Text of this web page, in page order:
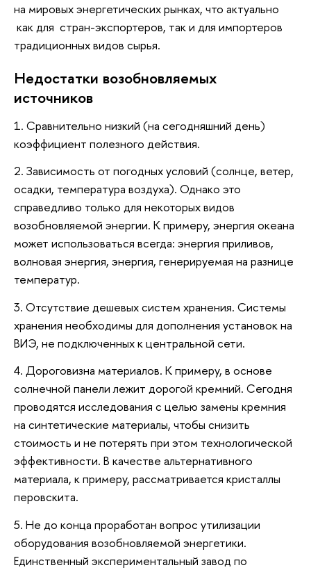
на мировых энергетических рынках, что актуально
как для стран-экспортеров, так и для импортеров
традиционных видов сырья.
Недостатки возобновляемых
источников
1. Сравнительно низкий (на сегодняшний день)
коэффициент полезного действия.
2. Зависимость от погодных условий (солнце, ветер,
осадки, температура воздуха). Однако это
справедливо только для некоторых видов
возобновляемой энергии. К примеру, энергия океана
может использоваться всегда: энергия приливов,
волновая энергия, энергия, генерируемая на разнице
температур.
3. Отсутствие дешевых систем хранения. Системы
хранения необходимы для дополнения установок на
ВИЭ, не подключенных к центральной сети.
4. Дороговизна материалов. К примеру, в основе
солнечной панели лежит дорогой кремний. Сегодня
проводятся исследования с целью замены кремния
на синтетические материалы, чтобы снизить
стоимость и не потерять при этом технологической
эффективности. В качестве альтернативного
материала, к примеру, рассматривается кристаллы
перовскита.
5. Не до конца проработан вопрос утилизации
оборудования возобновляемой энергетики.
Единственный экспериментальный завод по